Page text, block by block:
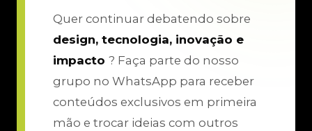
Quer continuar debatendo sobre
design, tecnologia, inovação e
impacto ? Faça parte do nosso
grupo no WhatsApp para receber
conteúdos exclusivos em primeira
mão e trocar ideias com outros